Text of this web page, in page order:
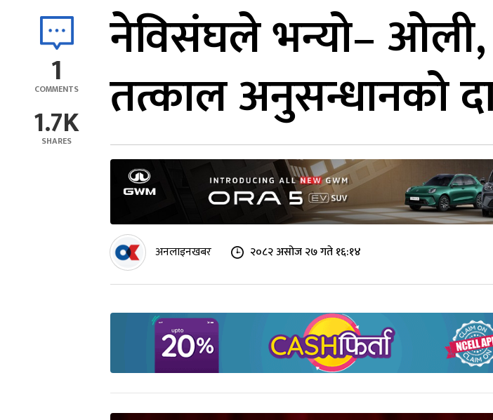
1
COMMENTS
1.7K
SHARES
नेविसंघले भन्यो–
तत्काल अनुसन्धानको
अनलाइनखबर २०८२ असोज २७ गते १६:१४